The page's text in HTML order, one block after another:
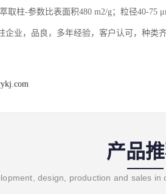
取柱-参数比表面积480 m2/g；粒径40-75
企业，品良，多年经验，客户认可，种类
产品
design, production and sales